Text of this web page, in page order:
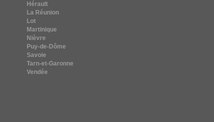
Hérault
La Réunion
Lot
Martinique
Nièvre
Puy-de-Dôme
Savoie
Tarn-et-Garonne
Vendée